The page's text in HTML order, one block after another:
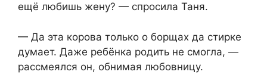
ещё любишь жену? — спросила Таня.
— Да эта корова только о борщах да стирке
думает. Даже ребёнка родить не смогла, —
рассмеялся он, обнимая любовницу.